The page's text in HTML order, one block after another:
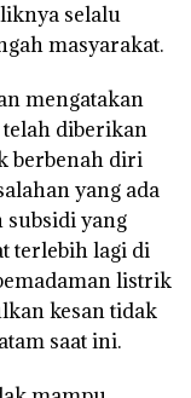
selalu
masyarakat.
mengatakan
telah diberikan
berbenah diri
yang ada
subsidi yang
terlebih lagi di
listrik
kesan tidak
saat ini.